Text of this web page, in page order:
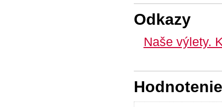
Odkazy
Naše výlety.